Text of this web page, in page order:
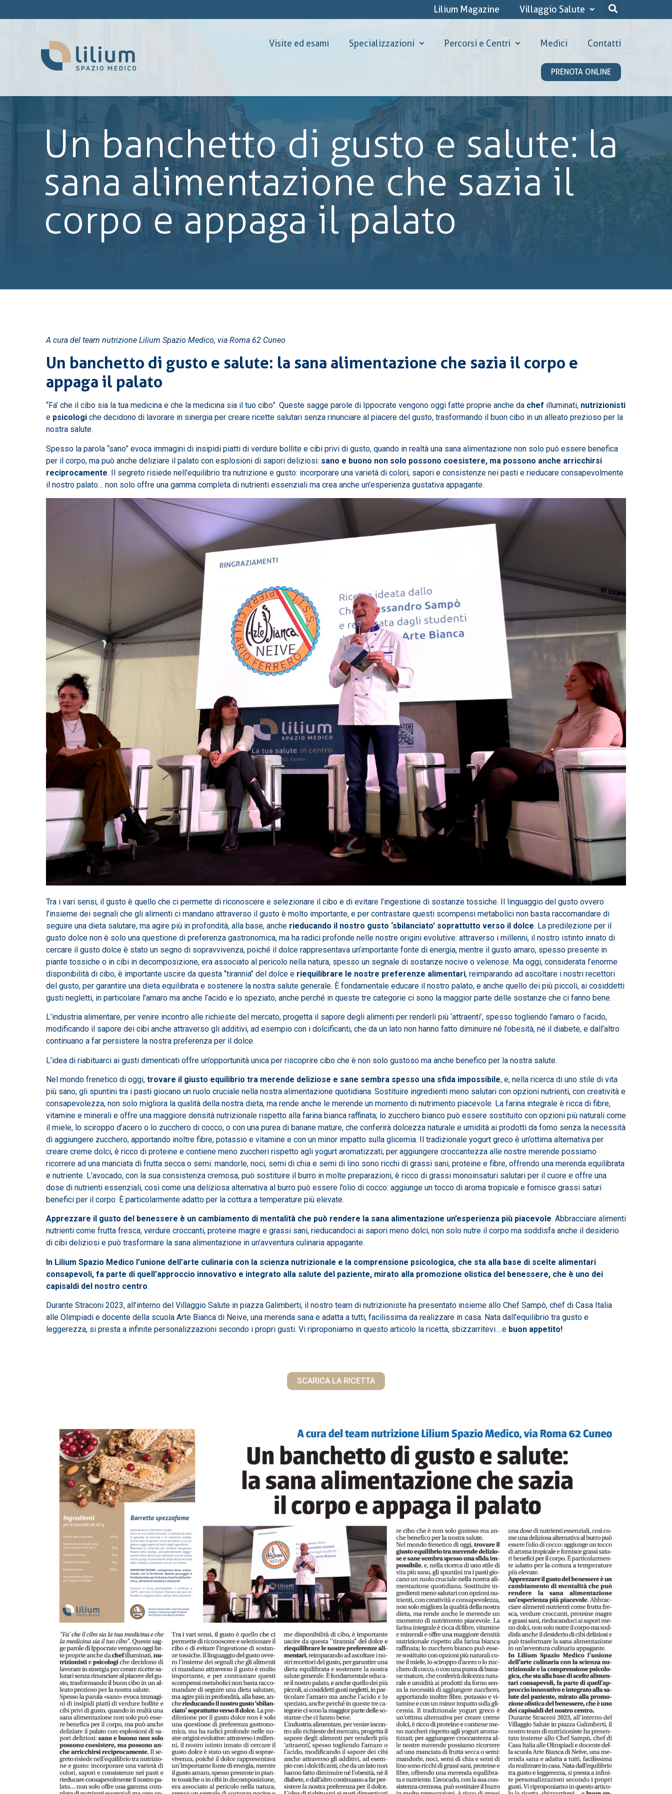
Lilium Magazine Villaggio Salute
Visite ed esami Specializzazioni Percorsi e Centri Medici Contatti
PRENOTA ONLINE
Un banchetto di gusto e salute: la
sana alimentazione che sazia il
corpo e appaga il palato
A cura del team nutrizione Lilium Spazio Medico, via Roma 62 Cuneo
Un banchetto di gusto e salute: la sana alimentazione che sazia il corpo e
appaga il palato
“Fa’ che il cibo sia la tua medicina e che la medicina sia il tuo cibo”. Queste sagge parole di Ippocrate vengono oggi fatte proprie anche da chef illuminati, nutrizionisti
e psicologi che decidono di lavorare in sinergia per creare ricette salutari senza rinunciare al piacere del gusto, trasformando il buon cibo in un alleato prezioso per la
nostra salute.
Spesso la parola “sano” evoca immagini di insipidi piatti di verdure bollite e cibi privi di gusto, quando in realtà una sana alimentazione non solo può essere benefica
per il corpo, ma può anche deliziare il palato con esplosioni di sapori deliziosi: sano e buono non solo possono coesistere, ma possono anche arricchirsi
reciprocamente. Il segreto risiede nell’equilibrio tra nutrizione e gusto: incorporare una varietà di colori, sapori e consistenze nei pasti e rieducare consapevolmente
il nostro palato… non solo offre una gamma completa di nutrienti essenziali ma crea anche un’esperienza gustativa appagante.
Tra i vari sensi, il gusto è quello che ci permette di riconoscere e selezionare il cibo e di evitare l’ingestione di sostanze tossiche. Il linguaggio del gusto ovvero
l’insieme dei segnali che gli alimenti ci mandano attraverso il gusto è molto importante, e per contrastare questi scompensi metabolici non basta raccomandare di
seguire una dieta salutare, ma agire più in profondità, alla base, anche rieducando il nostro gusto ‘sbilanciato’ soprattutto verso il dolce. La predilezione per il
gusto dolce non è solo una questione di preferenza gastronomica, ma ha radici profonde nelle nostre origini evolutive: attraverso i millenni, il nostro istinto innato di
cercare il gusto dolce è stato un segno di sopravvivenza, poiché il dolce rappresentava un’importante fonte di energia, mentre il gusto amaro, spesso presente in
piante tossiche o in cibi in decomposizione, era associato al pericolo nella natura, spesso un segnale di sostanze nocive o velenose. Ma oggi, considerata l’enorme
disponibilità di cibo, è importante uscire da questa ‘’tirannia’’ del dolce e riequilibrare le nostre preferenze alimentari, reimparando ad ascoltare i nostri recettori
del gusto, per garantire una dieta equilibrata e sostenere la nostra salute generale. È fondamentale educare il nostro palato, e anche quello dei più piccoli, ai cosiddetti
gusti negletti, in particolare l’amaro ma anche l’acido e lo speziato, anche perché in queste tre categorie ci sono la maggior parte delle sostanze che ci fanno bene.
L’industria alimentare, per venire incontro alle richieste del mercato, progetta il sapore degli alimenti per renderli più ‘attraenti’, spesso togliendo l’amaro o l’acido,
modificando il sapore dei cibi anche attraverso gli additivi, ad esempio con i dolcificanti, che da un lato non hanno fatto diminuire né l’obesità, né il diabete, e dall’altro
continuano a far persistere la nostra preferenza per il dolce.
L’idea di riabituarci ai gusti dimenticati offre un’opportunità unica per riscoprire cibo che è non solo gustoso ma anche benefico per la nostra salute.
Nel mondo frenetico di oggi, trovare il giusto equilibrio tra merende deliziose e sane sembra spesso una sfida impossibile, e, nella ricerca di uno stile di vita
più sano, gli spuntini tra i pasti giocano un ruolo cruciale nella nostra alimentazione quotidiana. Sostituire ingredienti meno salutari con opzioni nutrienti, con creatività e
consapevolezza, non solo migliora la qualità della nostra dieta, ma rende anche le merende un momento di nutrimento piacevole. La farina integrale è ricca di fibre,
vitamine e minerali e offre una maggiore densità nutrizionale rispetto alla farina bianca raffinata; lo zucchero bianco può essere sostituito con opzioni più naturali come
il miele, lo sciroppo d’acero o lo zucchero di cocco, o con una purea di banane mature, che conferirà dolcezza naturale e umidità ai prodotti da forno senza la necessità
di aggiungere zucchero, apportando inoltre fibre, potassio e vitamine e con un minor impatto sulla glicemia. Il tradizionale yogurt greco è un’ottima alternativa per
creare creme dolci, è ricco di proteine e contiene meno zuccheri rispetto agli yogurt aromatizzati; per aggiungere croccantezza alle nostre merende possiamo
ricorrere ad una manciata di frutta secca o semi: mandorle, noci, semi di chia e semi di lino sono ricchi di grassi sani, proteine e fibre, offrendo una merenda equilibrata
e nutriente. L’avocado, con la sua consistenza cremosa, può sostituire il burro in molte preparazioni, è ricco di grassi monoinsaturi salutari per il cuore e offre una
dose di nutrienti essenziali, così come una deliziosa alternativa al burro può essere l’olio di cocco: aggiunge un tocco di aroma tropicale e fornisce grassi saturi
benefici per il corpo. È particolarmente adatto per la cottura a temperature più elevate.
Apprezzare il gusto del benessere è un cambiamento di mentalità che può rendere la sana alimentazione un’esperienza più piacevole. Abbracciare alimenti
nutrienti come frutta fresca, verdure croccanti, proteine magre e grassi sani, rieducandoci ai sapori meno dolci, non solo nutre il corpo ma soddisfa anche il desiderio
di cibi deliziosi e può trasformare la sana alimentazione in un’avventura culinaria appagante.
In Lilium Spazio Medico l’unione dell’arte culinaria con la scienza nutrizionale e la comprensione psicologica, che sta alla base di scelte alimentari
consapevoli, fa parte di quell’approccio innovativo e integrato alla salute del paziente, mirato alla promozione olistica del benessere, che è uno dei
capisaldi del nostro centro.
Durante Straconi 2023, all’interno del Villaggio Salute in piazza Galimberti, il nostro team di nutrizioniste ha presentato insieme allo Chef Sampò, chef di Casa Italia
alle Olimpiadi e docente della scuola Arte Bianca di Neive, una merenda sana e adatta a tutti, facilissima da realizzare in casa. Nata dall’equilibrio tra gusto e
leggerezza, si presta a infinite personalizzazioni secondo i propri gusti. Vi riproponiamo in questo articolo la ricetta, sbizzarritevi….e buon appetito!
SCARICA LA RICETTA